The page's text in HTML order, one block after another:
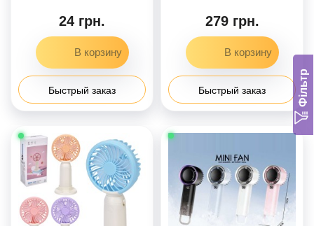
Фільтр
24 грн.
Быстрый заказ
кор-це, 11-17,5-9,5см /24/
279 грн.
Быстрый заказ